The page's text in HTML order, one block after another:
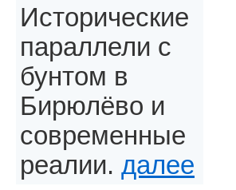
Исторические
параллели с
бунтом в
Бирюлёво и
современные
реалии. далее